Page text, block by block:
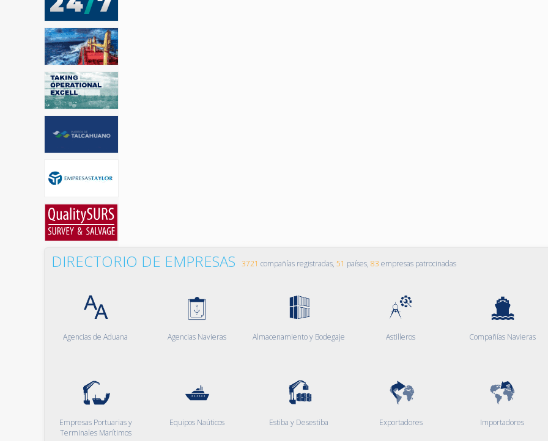
DIRECTORIO DE EMPRESAS 3721 compañías registradas, 51 países, 83 empresas patrocinadas
Agencias de Aduana Agencias Navieras Almacenamiento y Bodegaje Astilleros Compañías Navieras
Empresas Portuarias y
Terminales Marítimos
Equipos Naúticos Estiba y Desestiba Exportadores Importadores